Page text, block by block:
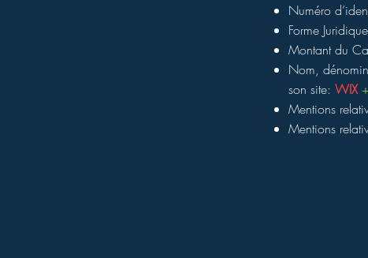
Numéro
Forme
Montant du
Nom,
son site: WIX
Mentions
Mentions